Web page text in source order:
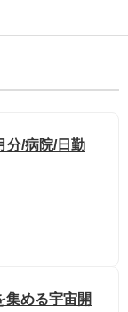
分/病院/日勤
集める宇宙開